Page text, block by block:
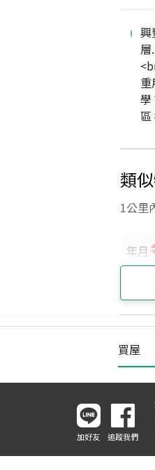
興
學
類
1公里
買屋
加好友 追蹤我們